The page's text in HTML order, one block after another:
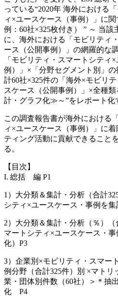
っている“2020年 海外における
ィ×ユースケース（事例）」に
例：60社×325枚付き） ” ～ 当
に、海外における「モビリティ
ース（公開事例）」の網羅的な
「モビリティ・スマートシティ
例）」×「分野セグメント別」
計60社×325件の「海外×モビリ
スケース（公開事例）」×全種
計・グラフ化≫～”をレポート化
この調査報告書が海外における
ィ×ユースケース（事例）」に
ティング活動に貢献できること
る。
【目次】
I. 総括 編 P1
1）大分類＆集計・分析（合計
シティ×ユースケース・事例を
2）大分類＆集計・分析（％）
マートシティ×ユースケース・
化）P3
3）企業別×モビリティ・スマー
例分野（合計325件）別 ×マト
業・団体別件数（60社）＞＊抽
化 P4